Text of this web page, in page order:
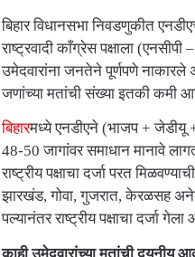
बिहार विधानसभा निवडणुकीत
राष्ट्रवादी काँग्रेस पक्षाला
उमेदवारांना जनतेने पूर्णपणे नाकारले
जणांच्या मतांची संख्या इतकी कमी
बिहारमध्ये एनडीएने (भाजप + जेडीयू
48-50 जागांवर समाधान मानावे
राष्ट्रीय पक्षाचा दर्जा परत
झारखंड, गोवा, गुजरात, केरळसह अनेक
पल्यानंतर राष्ट्रीय पक्षाचा दर्जा